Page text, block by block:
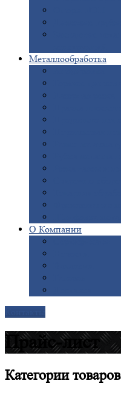
Металлообработка
О Компании
Прайс-лист
Категориитоваров